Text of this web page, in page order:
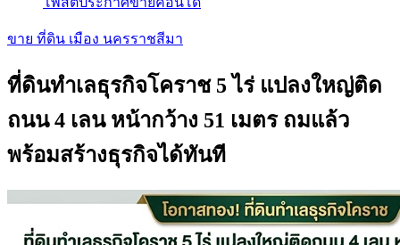
ขาย ที่ดิน เมือง นครราชสีมา
ที่ดินทำเลธุรกิจโคราช 5 ไร่ แปลงใหญ่ติด
ถนน 4 เลน หน้ากว้าง 51 เมตร ถมแล้ว
พร้อมสร้างธุรกิจได้ทันที